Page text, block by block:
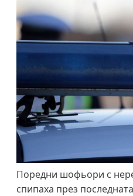
Поредни шофьори с
спипаха през